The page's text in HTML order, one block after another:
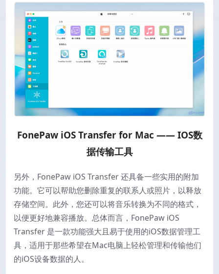
FonePaw iOS Transfer for Mac —— IOS数
据传输工具
另外，FonePaw iOS Transfer 还具备一些实用的附加
功能。它可以帮助您删除重复的联系人或照片，以释放
存储空间。此外，您还可以将音乐转换为不同的格式，
以便更好地兼容播放。总体而言，FonePaw iOS
Transfer 是一款功能强大且易于使用的iOS数据管理工
具，适用于那些希望在Mac电脑上轻松管理和传输他们
的iOS设备数据的人。